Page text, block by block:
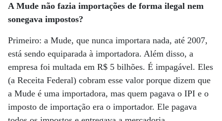
A Mude não fazia importações de forma ilegal nem
sonegava impostos?
Primeiro: a Mude, que nunca importara nada, até 2007,
está sendo equiparada à importadora. Além disso, a
empresa foi multada em R$ 5 bilhões. É impagável. Eles
(a Receita Federal) cobram esse valor porque dizem que
a Mude é uma importadora, mas quem pagava o IPI e o
imposto de importação era o importador. Ele pagava